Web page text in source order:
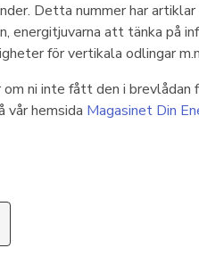
Detta nummer har artiklar
energitjuvarna att tänka på
för vertikala odlingar
ni inte fått den i brevlådan
vår hemsida Magasinet Din